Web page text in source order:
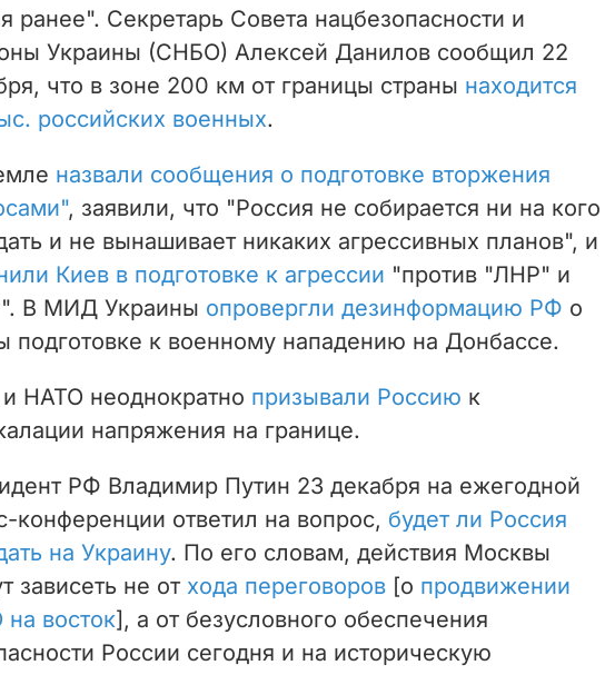
ранее". Секретарь Совета нацбезопасности и
Украины (СНБО) Алексей Данилов сообщил 22
что в зоне 200 км от границы страны находится
российских военных.
назвали сообщения о подготовке вторжения
, заявили, что "Россия не собирается ни на кого
и не вынашивает никаких агрессивных планов", и
Киев в подготовке к агрессии "против "ЛНР" и
В МИД Украины опровергли дезинформацию РФ о
подготовке к военному нападению на Донбассе.
НАТО неоднократно призывали Россию к
напряжения на границе.
РФ Владимир Путин 23 декабря на ежегодной
конференции ответил на вопрос, будет ли Россия
на Украину. По его словам, действия Москвы
зависеть не от хода переговоров [о продвижении
восток], а от безусловного обеспечения
России сегодня и на историческую